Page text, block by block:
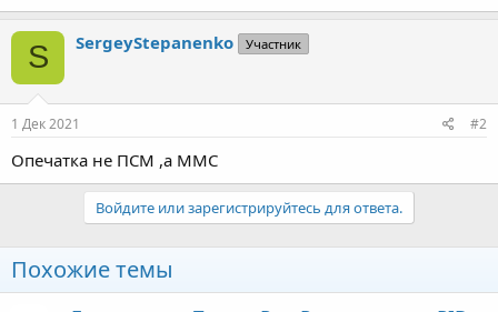
S SergeyStepanenko Участник
1 Дек 2021 #2
Опечатка не ПСМ ,а ММС
Войдите или зарегистрируйтесь для ответа.
Похожие темы